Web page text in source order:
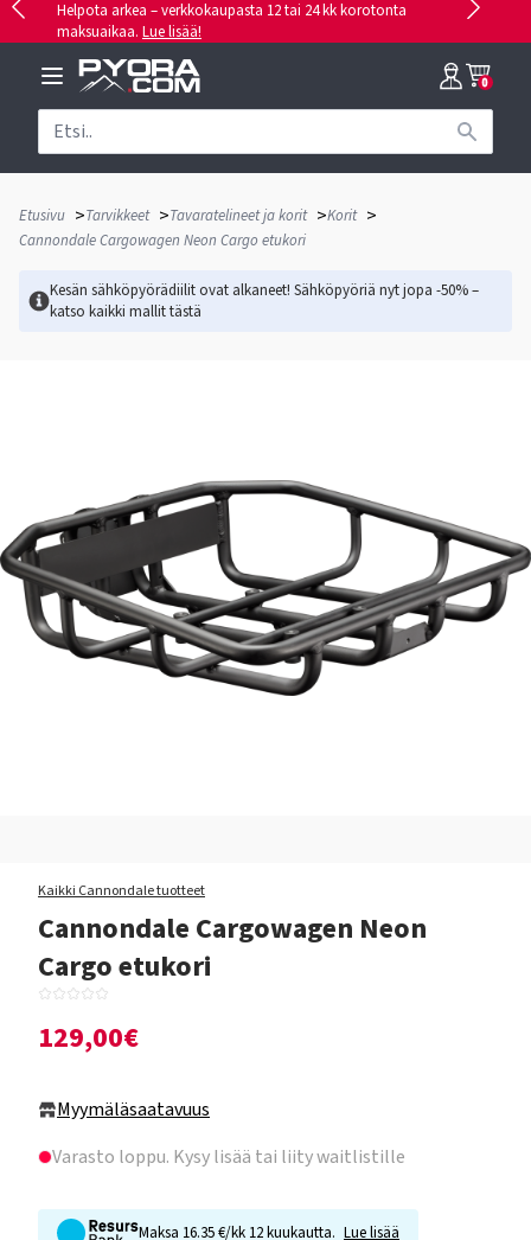
Helpota arkea – verkkokaupasta 12 tai 24 kk korotonta
maksuaikaa. Lue lisää!
0
Etusivu >Tarvikkeet >Tavaratelineet ja korit >Korit >
Cannondale Cargowagen Neon Cargo etukori
Kesän sähköpyörädiilit ovat alkaneet! Sähköpyöriä nyt jopa -50% –
katso kaikki mallittästä
Kaikki Cannondale tuotteet
Cannondale Cargowagen Neon
Cargo etukori
129,00€
Myymäläsaatavuus
Varasto loppu. Kysy lisää tai liity waitlistille
Maksa 16.35 €/kk 12 kuukautta. Lue lisää